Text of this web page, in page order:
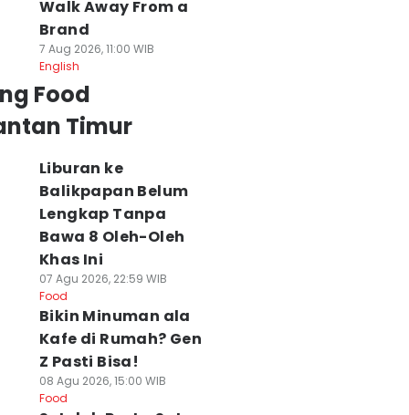
Walk Away From a
Brand
7 Aug 2026, 11:00 WIB
English
Food
Timur
Liburan ke
Balikpapan Belum
Lengkap Tanpa
Bawa 8 Oleh-Oleh
Khas Ini
07 Agu 2026, 22:59 WIB
Food
Bikin Minuman ala
Kafe di Rumah? Gen
Z Pasti Bisa!
08 Agu 2026, 15:00 WIB
Food